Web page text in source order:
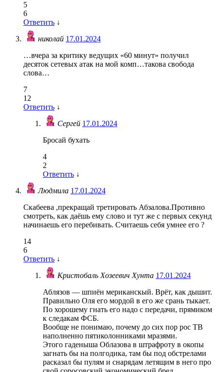
5
6
Ответить ↓
николай 17.01.2024
…вчера за критику ведущих «60 минут» получил
десяток сетевых атак на мой комп…такова свобода
слова…
7
12
Ответить ↓
Сергей 17.01.2024
Бросай бухать
4
2
Ответить ↓
Людмила 17.01.2024
Скабеева ,прекращай третировать Абзалова.Противно
смотреть, как даёшь ему слово и тут же с первых секунд
начинаешь его перебивать. Считаешь себя умнее его ?
14
6
Ответить ↓
Кристобаль Хозеевич Хунта 17.01.2024
Аблязов — шпиён мериканскый. Врёт, как дышит.
Правильно Оля его мордой в его же срань тыкает.
По хорошему гнать его надо с передачи, прямиком
к следакам ФСБ.
Вообще не понимаю, почему до сих пор рос ТВ
наполненно пятиколонниками мразями.
Этого гаденыша Облазова в штрафроту в окопы
загнать бы на полгодика, там бы под обстрелами
расказал бы пулям и снарядам летящим в него про